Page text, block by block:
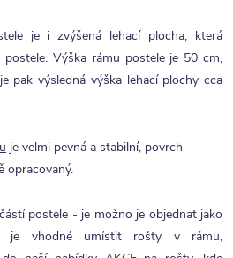
je i zvýšená lehací plocha, která
Výška rámu postele je 50 cm,
pak výsledná výška lehací plochy cca
je velmi pevná a stabilní, povrch
opracovaný.
postele - je možno je objednat jako
je vhodné umístit rošty v rámu,